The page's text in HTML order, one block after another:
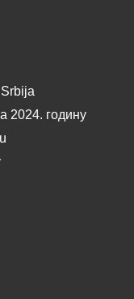
2024. годину